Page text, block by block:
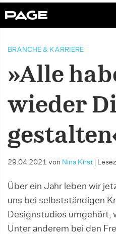
BRANCHE & KARRIERE
»Alle
wieder
29.04.2021 von Nina Kirst
Über ein Jahr leben wir
uns bei selbstständigen
Designstudios umgehört,
Unter anderem bei den